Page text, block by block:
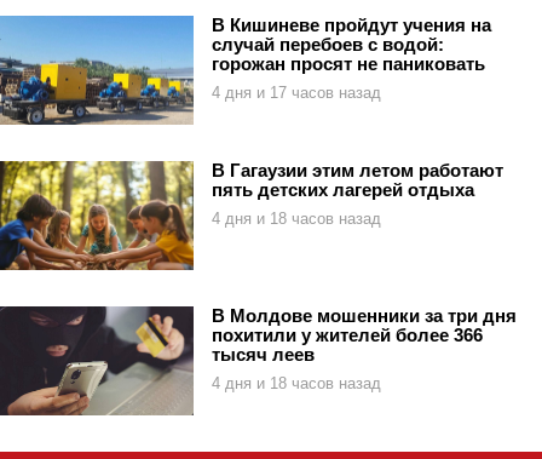
В Кишиневе пройдут учения на
случай перебоев с водой:
горожан просят не паниковать
4 дня и 17 часов назад
В Гагаузии этим летом работают
пять детских лагерей отдыха
4 дня и 18 часов назад
В Молдове мошенники за три дня
похитили у жителей более 366
тысяч леев
4 дня и 18 часов назад